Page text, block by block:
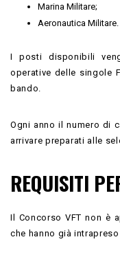
Marina Militare;
Aeronautica Militare.
I posti disponibili
operative delle singole
bando.
Ogni anno il numero di
arrivare preparati alle
REQUISITI
Il Concorso VFT non è
che hanno già